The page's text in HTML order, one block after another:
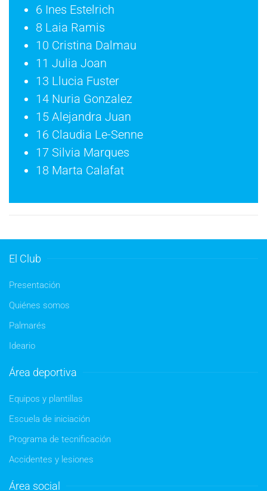
6 Ines Estelrich
8 Laia Ramis
10 Cristina Dalmau
11 Julia Joan
13 Llucia Fuster
14 Nuria Gonzalez
15 Alejandra Juan
16 Claudia Le-Senne
17 Silvia Marques
18 Marta Calafat
El Club
Presentación
Quiénes somos
Palmarés
Ideario
Área deportiva
Equipos y plantillas
Escuela de iniciación
Programa de tecnificación
Accidentes y lesiones
Área social